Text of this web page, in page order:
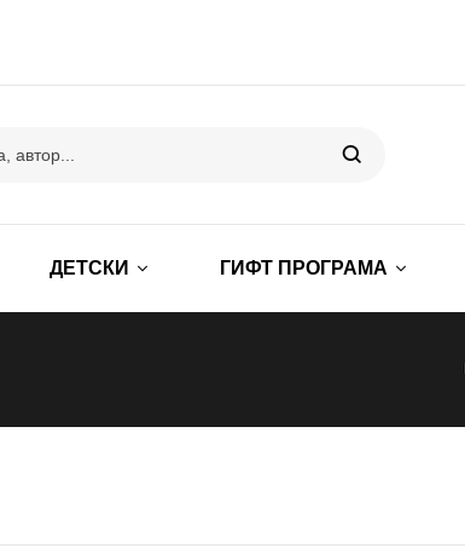
ДЕТСКИ ГИФТ ПРОГРАМА